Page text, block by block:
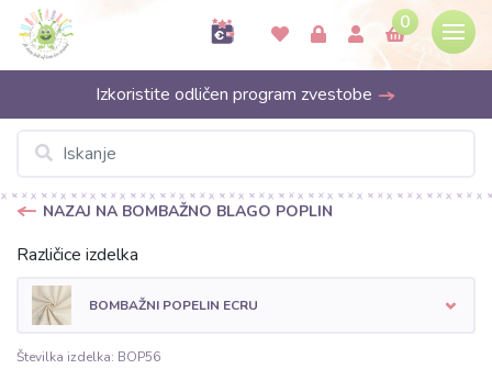
0
Izkoristite odličen program zvestobe
NAZAJ NA BOMBAŽNO BLAGO POPLIN
Različice izdelka
BOMBAŽNI POPELIN ECRU
Številka izdelka: BOP56